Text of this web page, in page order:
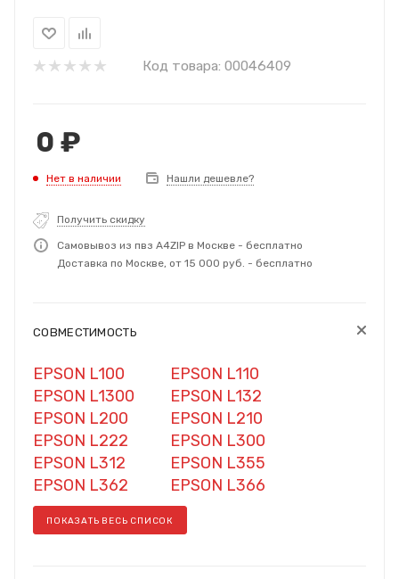
Код товара: 00046409
0 ₽
Нет в наличии Нашли дешевле?
Получить скидку
Самовывоз из пвз A4ZIP в Москве - бесплатно
Доставка по Москве, от 15 000 руб. - бесплатно
СОВМЕСТИМОСТЬ
EPSON L100
EPSON L110
EPSON L1300
EPSON L132
EPSON L200
EPSON L210
EPSON L222
EPSON L300
EPSON L312
EPSON L355
EPSON L362
EPSON L366
ПОКАЗАТЬ ВЕСЬ СПИСОК